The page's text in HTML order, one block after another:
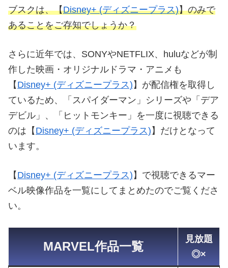
ブスクは、【Disney+ (ディズニープラス)】のみで
あることをご存知でしょうか？
さらに近年では、SONYやNETFLIX、huluなどが制
作した映画・オリジナルドラマ・アニメも
【 Disney+ (ディズニープラス) 】が配信権を取得し
ているため、「スパイダーマン」シリーズや「デア
デビル」、「ヒットモンキー」を一度に視聴できる
のは【 Disney+ (ディズニープラス) 】だけとなって
います。
【 Disney+ (ディズニープラス) 】で視聴できるマー
ベル映像作品を一覧にしてまとめたのでご覧くださ
い。
MARVEL作品一覧
見放題
◎×